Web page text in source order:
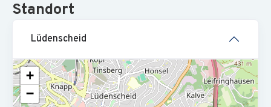
Steuerfachangestellte, Industriekaufmann (m/w/d)
• Zuverlässigkeit
• Kenntnisse in Addison, Word, Excel
• Eigenverantwortliches Arbeitsumfeld
Standort
Lüdenscheid
+
−